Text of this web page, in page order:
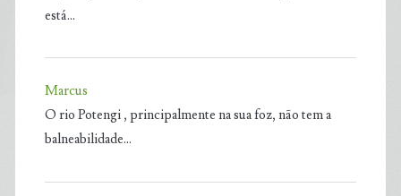
está…
Marcus
O rio Potengi , principalmente na sua foz, não tem a
balneabilidade…